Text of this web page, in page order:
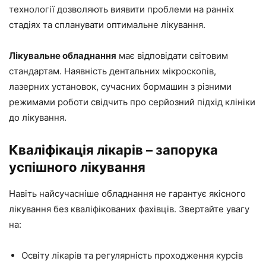
технології дозволяють виявити проблеми на ранніх
стадіях та спланувати оптимальне лікування.
Лікувальне обладнання має відповідати світовим
стандартам. Наявність дентальних мікроскопів,
лазерних установок, сучасних бормашин з різними
режимами роботи свідчить про серйозний підхід клініки
до лікування.
Кваліфікація лікарів – запорука
успішного лікування
Навіть найсучасніше обладнання не гарантує якісного
лікування без кваліфікованих фахівців. Звертайте увагу
на:
Освіту лікарів та регулярність проходження курсів